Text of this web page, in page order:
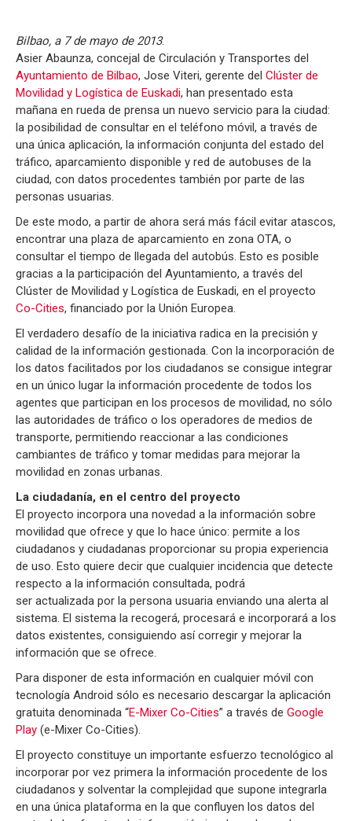
Bilbao, a 7 de mayo de 2013.
Asier Abaunza, concejal de Circulación y Transportes del
Ayuntamiento de Bilbao, Jose Viteri, gerente del Clúster de
Movilidad y Logística de Euskadi, han presentado esta
mañana en rueda de prensa un nuevo servicio para la ciudad:
la posibilidad de consultar en el teléfono móvil, a través de
una única aplicación, la información conjunta del estado del
tráfico, aparcamiento disponible y red de autobuses de la
ciudad, con datos procedentes también por parte de las
personas usuarias.
De este modo, a partir de ahora será más fácil evitar atascos,
encontrar una plaza de aparcamiento en zona OTA, o
consultar el tiempo de llegada del autobús. Esto es posible
gracias a la participación del Ayuntamiento, a través del
Clúster de Movilidad y Logística de Euskadi, en el proyecto
Co-Cities, financiado por la Unión Europea.
El verdadero desafío de la iniciativa radica en la precisión y
calidad de la información gestionada. Con la incorporación de
los datos facilitados por los ciudadanos se consigue integrar
en un único lugar la información procedente de todos los
agentes que participan en los procesos de movilidad, no sólo
las autoridades de tráfico o los operadores de medios de
transporte, permitiendo reaccionar a las condiciones
cambiantes de tráfico y tomar medidas para mejorar la
movilidad en zonas urbanas.
La ciudadanía, en el centro del proyecto
El proyecto incorpora una novedad a la información sobre
movilidad que ofrece y que lo hace único: permite a los
ciudadanos y ciudadanas proporcionar su propia experiencia
de uso. Esto quiere decir que cualquier incidencia que detecte
respecto a la información consultada, podrá
ser actualizada por la persona usuaria enviando una alerta al
sistema. El sistema la recogerá, procesará e incorporará a los
datos existentes, consiguiendo así corregir y mejorar la
información que se ofrece.
Para disponer de esta información en cualquier móvil con
tecnología Android sólo es necesario descargar la aplicación
gratuita denominada “E-Mixer Co-Cities” a través de Google
Play (e-Mixer Co-Cities).
El proyecto constituye un importante esfuerzo tecnológico al
incorporar por vez primera la información procedente de los
ciudadanos y solventar la complejidad que supone integrarla
en una única plataforma en la que confluyen los datos del